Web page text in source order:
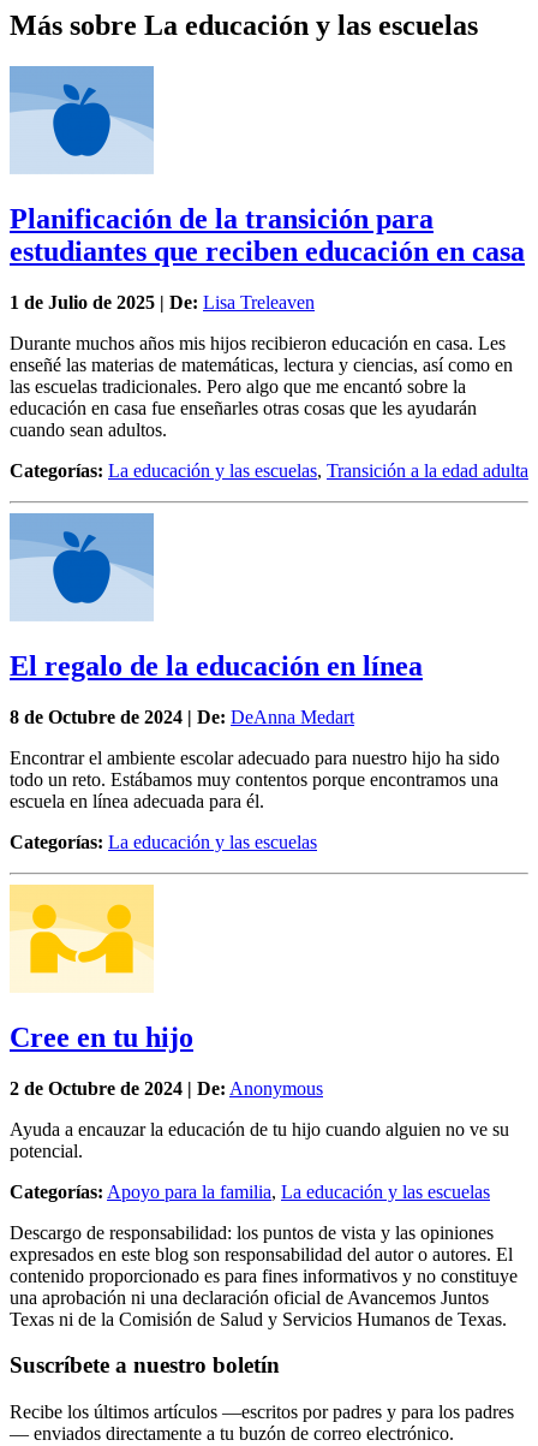
Más sobre La educación y las escuelas
Planificación de la transición para
estudiantes que reciben educación en casa
1 de Julio de 2025 | De: Lisa Treleaven
Durante muchos años mis hijos recibieron educación en casa. Les
enseñé las materias de matemáticas, lectura y ciencias, así como en
las escuelas tradicionales. Pero algo que me encantó sobre la
educación en casa fue enseñarles otras cosas que les ayudarán
cuando sean adultos.
Categorías: La educación y las escuelas, Transición a la edad adulta
El regalo de la educación en línea
8 de Octubre de 2024 | De: DeAnna Medart
Encontrar el ambiente escolar adecuado para nuestro hijo ha sido
todo un reto. Estábamos muy contentos porque encontramos una
escuela en línea adecuada para él.
Categorías: La educación y las escuelas
Cree en tu hijo
2 de Octubre de 2024 | De: Anonymous
Ayuda a encauzar la educación de tu hijo cuando alguien no ve su
potencial.
Categorías: Apoyo para la familia, La educación y las escuelas
Descargo de responsabilidad: los puntos de vista y las opiniones
expresados en este blog son responsabilidad del autor o autores. El
contenido proporcionado es para fines informativos y no constituye
una aprobación ni una declaración oficial de Avancemos Juntos
Texas ni de la Comisión de Salud y Servicios Humanos de Texas.
Suscríbete a nuestro boletín
Recibe los últimos artículos —escritos por padres y para los padres
— enviados directamente a tu buzón de correo electrónico.